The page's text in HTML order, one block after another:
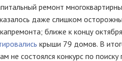
ремонт
даже слишком
ближе к концу
крыши 79 домов. В
не состоялся конкурс по поиску